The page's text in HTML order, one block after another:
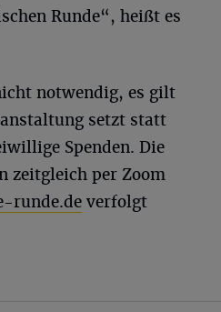
Runde“, heißt es
notwendig, es gilt
setzt statt
Spenden. Die
zeitgleich per Zoom
runde.de verfolgt